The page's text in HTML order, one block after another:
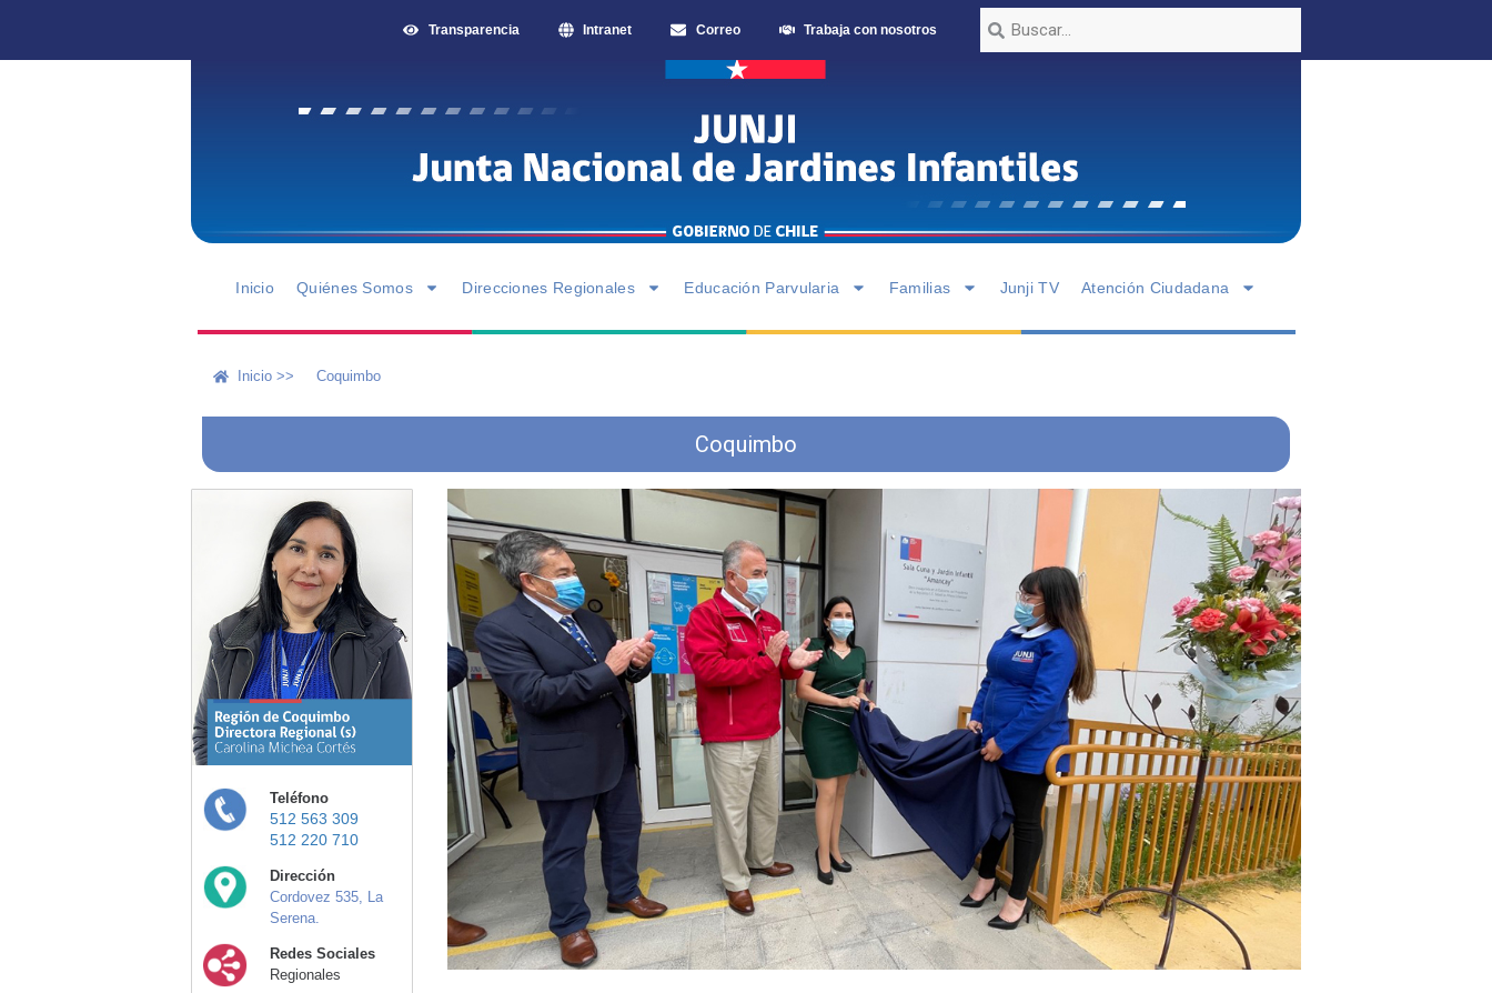
Transparencia Intranet Correo Trabaja con nosotros
Inicio Quiénes Somos Direcciones Regionales Educación Parvularia Familias Junji TV Atención Ciudadana
Inicio >> Coquimbo
Coquimbo
Teléfono
512 563 309
512 220 710
Dirección
Cordovez 535, La
Serena.
Redes Sociales
Regionales